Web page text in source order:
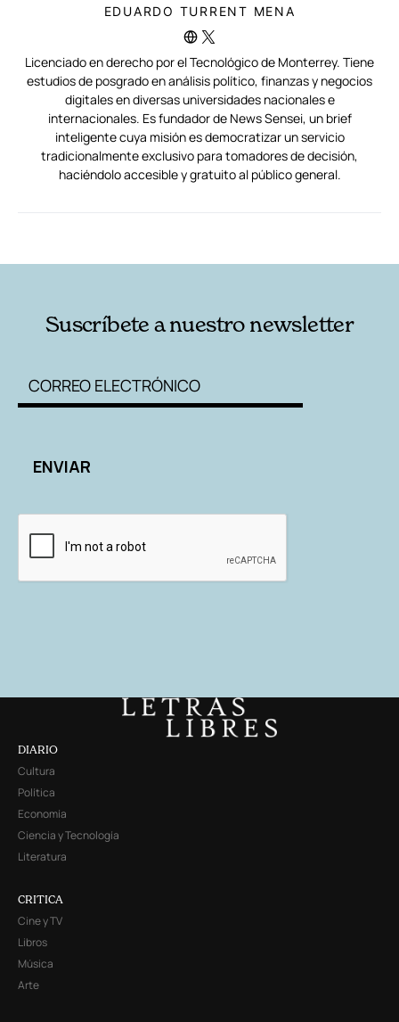
EDUARDO TURRENT MENA
Licenciado en derecho por el Tecnológico de Monterrey. Tiene
estudios de posgrado en análisis político, finanzas y negocios
digitales en diversas universidades nacionales e
internacionales. Es fundador de News Sensei, un brief
inteligente cuya misión es democratizar un servicio
tradicionalmente exclusivo para tomadores de decisión,
haciéndolo accesible y gratuito al público general.
Suscríbete a nuestro newsletter
DIARIO
Cultura
Política
Economía
Ciencia y Tecnología
Literatura
CRITICA
Cine y TV
Libros
Música
Arte